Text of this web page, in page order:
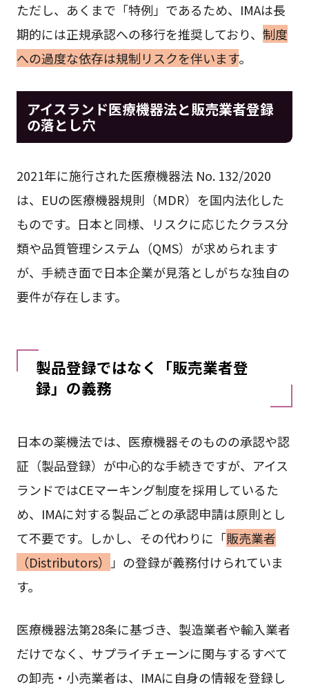
ただし、あくまで「特例」であるため、IMAは長
期的には正規承認への移行を推奨しており、 制度
への過度な依存は規制リスクを伴います。
アイスランド医療機器法と販売業者登録
の落とし穴
2021年に施行された医療機器法 No. 132/2020
は、EUの医療機器規則（MDR）を国内法化した
ものです。日本と同様、リスクに応じたクラス分
類や品質管理システム（QMS）が求められます
が、手続き面で日本企業が見落としがちな独自の
要件が存在します。
製品登録ではなく「販売業者登
録」の義務
日本の薬機法では、医療機器そのものの承認や認
証（製品登録）が中心的な手続きですが、アイス
ランドではCEマーキング制度を採用しているた
め、IMAに対する製品ごとの承認申請は原則とし
て不要です。しかし、その代わりに「販売業者
（Distributors）
」の登録が義務付けられていま
す。
医療機器法第28条に基づき、製造業者や輸入業者
だけでなく、サプライチェーンに関与するすべて
の卸売・小売業者は、IMAに自身の情報を登録し